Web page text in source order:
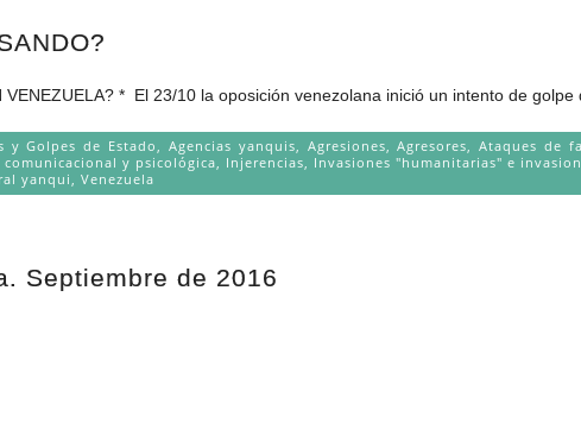
* El 23/10 la oposición venezolana inició un intento de golpe
y Golpes de Estado, Agencias yanquis, Agresiones,Agresores,Ataques de
comunicacional y psicológica, Injerencias, Invasiones "humanitarias" e
yanqui,Venezuela
Septiembre de 2016